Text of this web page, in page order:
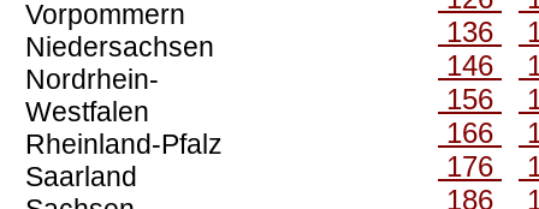
Vorpommern
Niedersachsen
Nordrhein-
Westfalen
Rheinland-Pfalz
Saarland
136
146
156
166
176
186